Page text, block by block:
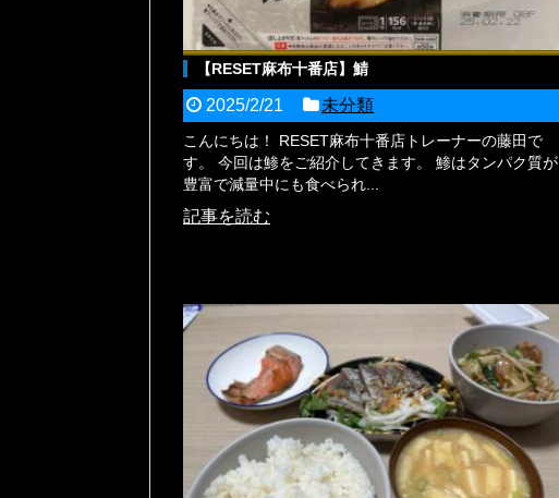
【RESET麻布十番店】鯖
2025/2/21 未分類
こんにちは！ RESET麻布十番店トレーナーの藤田で
す。 今回は鯵をご紹介してきます。 鯵はタンパク質が
豊富で減量中にも食べられ...
記事を読む